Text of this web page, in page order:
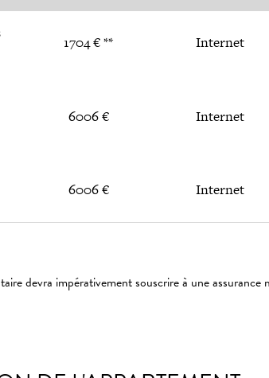
1704 € ** Internet
6006 € Internet
6006 € Internet
devra impérativement souscrire à une assurance